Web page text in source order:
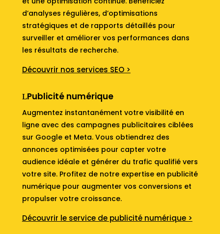
d’analyses régulières, d’optimisations
stratégiques et de rapports détaillés pour
surveiller et améliorer vos performances dans
les résultats de recherche.
Découvrir nos services SEO >
Publicité numérique
Augmentez instantanément votre visibilité en
ligne avec des campagnes publicitaires ciblées
sur Google et Meta. Vous obtiendrez des
annonces optimisées pour capter votre
audience idéale et générer du trafic qualifié vers
votre site. Profitez de notre expertise en publicité
numérique pour augmenter vos conversions et
propulser votre croissance.
Découvrir le service de publicité numérique >